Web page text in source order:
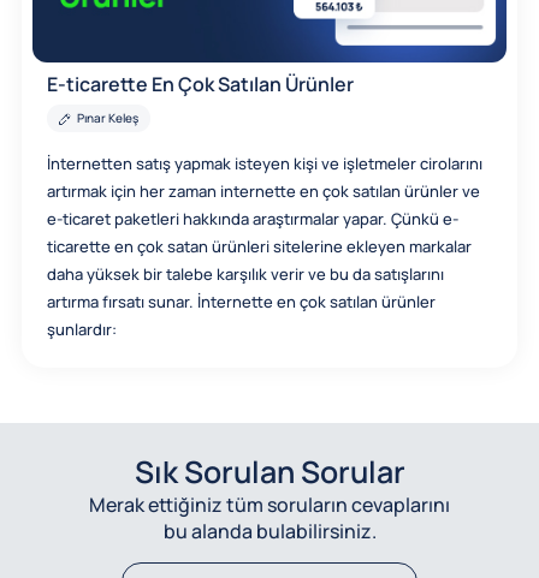
E-ticarette En Çok Satılan Ürünler
Pınar Keleş
İnternetten satış yapmak isteyen kişi ve işletmeler cirolarını
artırmak için her zaman internette en çok satılan ürünler ve
e-ticaret paketleri hakkında araştırmalar yapar. Çünkü e-
ticarette en çok satan ürünleri sitelerine ekleyen markalar
daha yüksek bir talebe karşılık verir ve bu da satışlarını
artırma fırsatı sunar. İnternette en çok satılan ürünler
şunlardır:
Sık Sorulan Sorular
Merak ettiğiniz tüm soruların cevaplarını
bu alanda bulabilirsiniz.